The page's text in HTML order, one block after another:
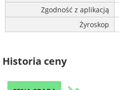
Zgodność z aplikacją
Żyroskop
Historia ceny